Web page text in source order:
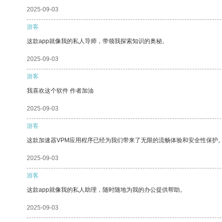
2025-09-03
游客
这款app就像我的私人导师，带领我探索知识的奥秘。
2025-09-03
游客
我喜欢这个软件 作者加油
2025-09-03
游客
这款加速器VPM应用程序已经为我们带来了无限的流畅体验和安全性保护
2025-09-03
游客
这款app就像我的私人助理，随时随地为我的办公提供帮助。
2025-09-03